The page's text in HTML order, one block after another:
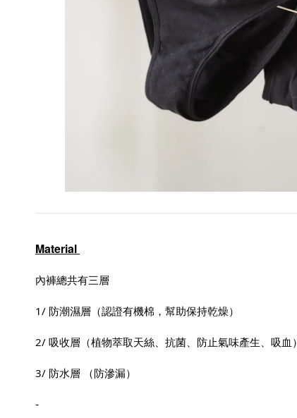
Material
內褲總共有三層
1/ 防潮濕層（認證有機棉，幫助保持乾燥）
2/ 吸收層（植物萃取天絲、抗菌、防止氣味產生、吸血）
3/ 防水層 （防滲漏）
-